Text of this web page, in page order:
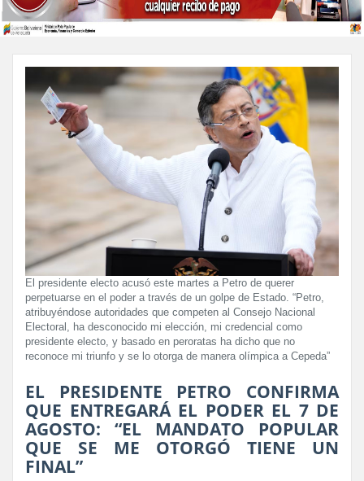
El presidente electo acusó este martes a Petro de querer
perpetuarse en el poder a través de un golpe de Estado. “Petro,
atribuyéndose autoridades que competen al Consejo Nacional
Electoral, ha desconocido mi elección, mi credencial como
presidente electo, y basado en peroratas ha dicho que no
reconoce mi triunfo y se lo otorga de manera olímpica a Cepeda”
EL PRESIDENTE PETRO CONFIRMA
QUE ENTREGARÁ EL PODER EL 7 DE
AGOSTO: “EL MANDATO POPULAR
QUE SE ME OTORGÓ TIENE UN
FINAL”